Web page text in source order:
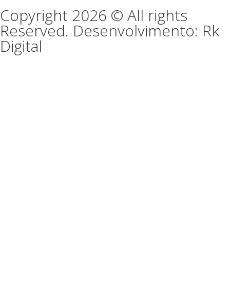
Copyright 2026 © All rights
Reserved. Desenvolvimento: Rk
Digital